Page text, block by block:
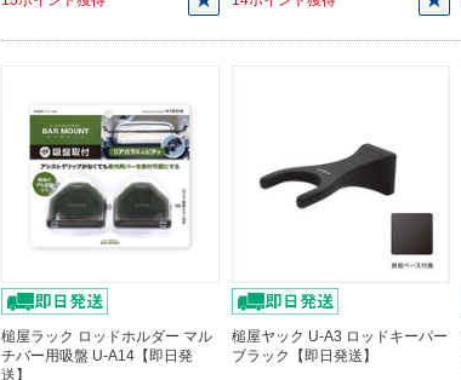
槌屋ラック ロッドホルダー マル
チバー用吸盤 U-A14【即日発
送】
槌屋ヤック U-A3 ロッドキーパー
ブラック【即日発送】